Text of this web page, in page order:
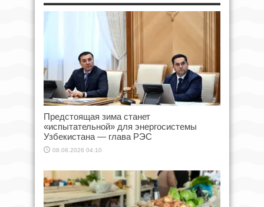
Предстоящая зима станет
«испытательной» для энергосистемы
Узбекистана — глава РЭС
08.08.2026 04:10